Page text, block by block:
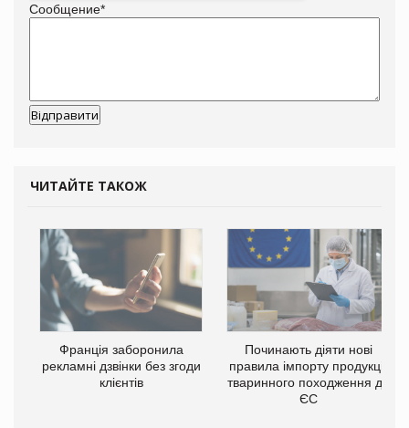
Сообщение*
ЧИТАЙТЕ ТАКОЖ
Франція заборонила
рекламні дзвінки без згоди
клієнтів
Починають діяти нові
правила імпорту продукції
тваринного походження до
ЄС